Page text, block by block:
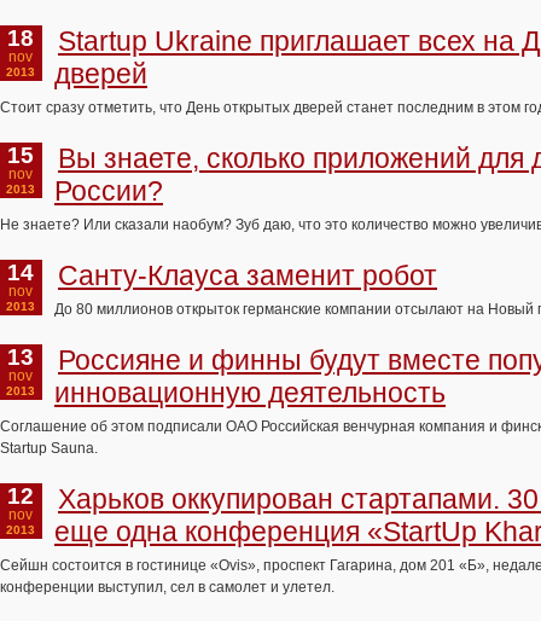
18
nov
2013
Startup Ukraine приглашает всех на
дверей
Стоит сразу отметить, что День открытых дверей станет последним в этом
15
nov
2013
Вы знаете, сколько приложений для
России?
Не знаете? Или сказали наобум? Зуб даю, что это количество можно
14
nov
2013
Санту-Клауса заменит робот
До 80 миллионов открыток германские компании отсылают на Новый
13
nov
2013
Россияне и финны будут вместе
инновационную деятельность
Соглашение об этом подписали ОАО Российская венчурная компания и
Startup Sauna.
12
nov
2013
Харьков оккупирован стартапами.
еще одна конференция «StartUp
Сейшн состоится в гостинице «Оvis», проспект Гагарина, дом 201 «Б»,
конференции выступил, сел в самолет и улетел.